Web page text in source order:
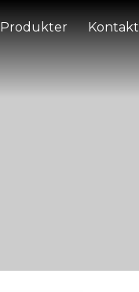
Produkter Kontakt